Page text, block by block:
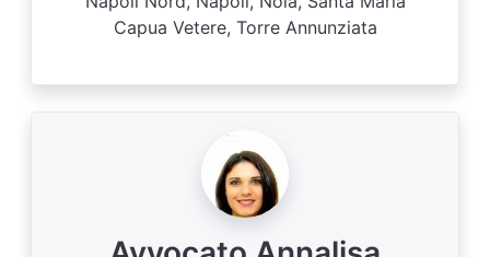
Capua Vetere, Torre Annunziata